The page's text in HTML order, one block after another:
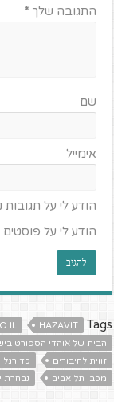
התגובה שלך*
שם
אימייל
הודע לי על
הודע לי על
Tags
HAZAVIT
הבית של אוהדי הספורט
זווית לחיבורים
כדורגל
מכבי תל אביב
נבחרת